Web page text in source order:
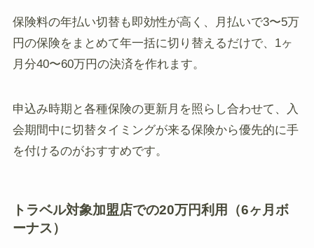
保険料の年払い切替も即効性が高く、月払いで3〜5万
円の保険をまとめて年一括に切り替えるだけで、1ヶ
月分40〜60万円の決済を作れます。
申込み時期と各種保険の更新月を照らし合わせて、入
会期間中に切替タイミングが来る保険から優先的に手
を付けるのがおすすめです。
トラベル対象加盟店での20万円利用（6ヶ月ボ
ーナス）